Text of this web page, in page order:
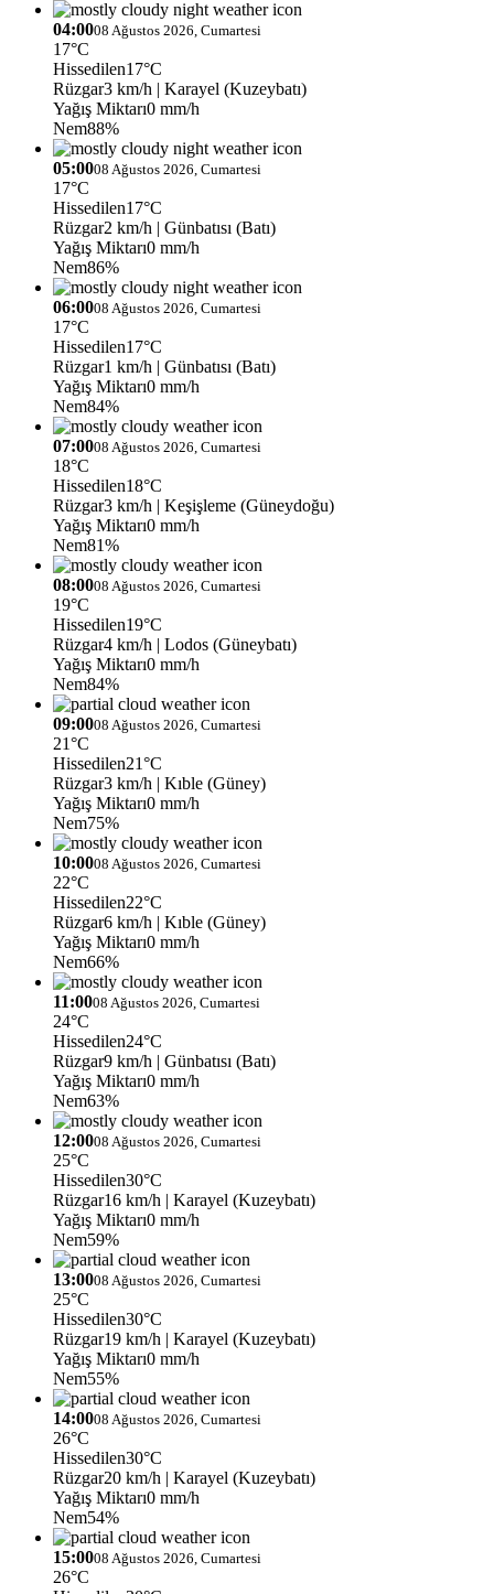
04:0008 Ağustos 2026, Cumartesi
17°C
Hissedilen17°C
Rüzgar3 km/h | Karayel (Kuzeybatı)
Yağış Miktarı0 mm/h
Nem88%
05:0008 Ağustos 2026, Cumartesi
17°C
Hissedilen17°C
Rüzgar2 km/h | Günbatısı (Batı)
Yağış Miktarı0 mm/h
Nem86%
06:0008 Ağustos 2026, Cumartesi
17°C
Hissedilen17°C
Rüzgar1 km/h | Günbatısı (Batı)
Yağış Miktarı0 mm/h
Nem84%
07:0008 Ağustos 2026, Cumartesi
18°C
Hissedilen18°C
Rüzgar3 km/h | Keşişleme (Güneydoğu)
Yağış Miktarı0 mm/h
Nem81%
08:0008 Ağustos 2026, Cumartesi
19°C
Hissedilen19°C
Rüzgar4 km/h | Lodos (Güneybatı)
Yağış Miktarı0 mm/h
Nem84%
09:0008 Ağustos 2026, Cumartesi
21°C
Hissedilen21°C
Rüzgar3 km/h | Kıble (Güney)
Yağış Miktarı0 mm/h
Nem75%
10:0008 Ağustos 2026, Cumartesi
22°C
Hissedilen22°C
Rüzgar6 km/h | Kıble (Güney)
Yağış Miktarı0 mm/h
Nem66%
11:0008 Ağustos 2026, Cumartesi
24°C
Hissedilen24°C
Rüzgar9 km/h | Günbatısı (Batı)
Yağış Miktarı0 mm/h
Nem63%
12:0008 Ağustos 2026, Cumartesi
25°C
Hissedilen30°C
Rüzgar16 km/h | Karayel (Kuzeybatı)
Yağış Miktarı0 mm/h
Nem59%
13:0008 Ağustos 2026, Cumartesi
25°C
Hissedilen30°C
Rüzgar19 km/h | Karayel (Kuzeybatı)
Yağış Miktarı0 mm/h
Nem55%
14:0008 Ağustos 2026, Cumartesi
26°C
Hissedilen30°C
Rüzgar20 km/h | Karayel (Kuzeybatı)
Yağış Miktarı0 mm/h
Nem54%
15:0008 Ağustos 2026, Cumartesi
26°C